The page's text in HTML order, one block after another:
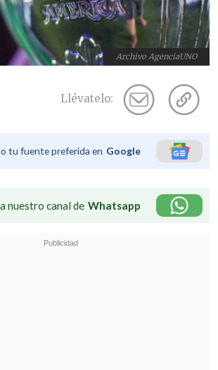
Archivo AgenciaUNO
Llévatelo:
tu fuente preferida en Google
nuestro canal de Whatsapp